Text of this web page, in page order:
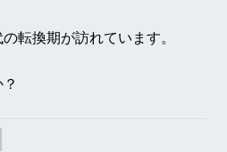
転換期が訪れています。